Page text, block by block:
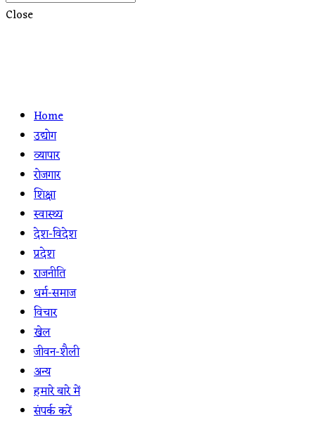
Close
Home
उद्योग
व्यापार
रोजगार
शिक्षा
स्वास्थ्य
देश-विदेश
प्रदेश
राजनीति
धर्म-समाज
विचार
खेल
जीवन-शैली
अन्य
हमारे बारे में
संपर्क करें